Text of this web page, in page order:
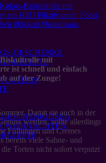
GESCHENKE
REZEPTE
OSTERN
WEIHNACHTEN
Biskuitrolle mit
ist schnell und einfach
auf der Zunge!
Damit sie auch in der
werden, sollte allerdings
Füllungen und Cremes
bereits viele Sahne- und
Torten nicht sofort verputzt